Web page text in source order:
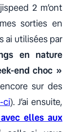
2 m’ont
sorties en
ai utilisées par
en nature
end choc »
sur des
ci). J’ai ensuite,
elles aux